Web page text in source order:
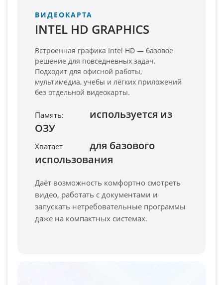
ВИДЕОКАРТА
INTEL HD GRAPHICS
Встроенная графика Intel HD — базовое
решение для повседневных задач.
Подходит для офисной работы,
мультимедиа, учебы и лёгких приложений
без отдельной видеокарты.
Память:
используется из
ОЗУ
Хватает
для базового
использования
Даёт возможность комфортно смотреть
видео, работать с документами и
запускать нетребовательные программы
даже на компактных системах.